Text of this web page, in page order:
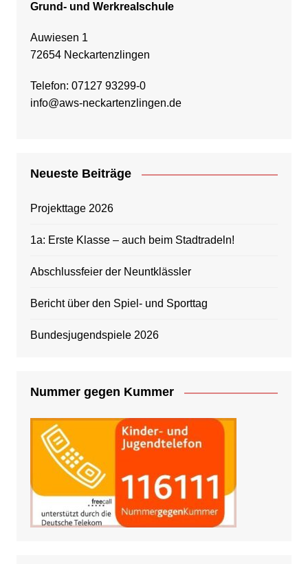
Grund- und Werkrealschule
Auwiesen 1
72654 Neckartenzlingen
Telefon: 07127 93299-0
info@aws-neckartenzlingen.de
Neueste Beiträge
Projekttage 2026
1a: Erste Klasse – auch beim Stadtradeln!
Abschlussfeier der Neuntklässler
Bericht über den Spiel- und Sporttag
Bundesjugendspiele 2026
Nummer gegen Kummer